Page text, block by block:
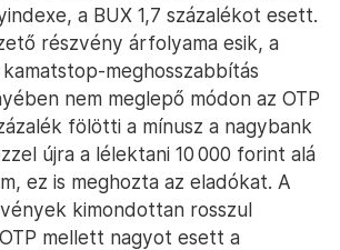
a BUX 1,7 százalékot esett.
részvény árfolyama esik, a
meghosszabbítás
nem meglepő módon az OTP
fölötti a mínusz a nagybank
újra a lélektani 10 000 forint alá
ez is meghozta az eladókat. A
kimondottan rosszul
mellett nagyot esett a